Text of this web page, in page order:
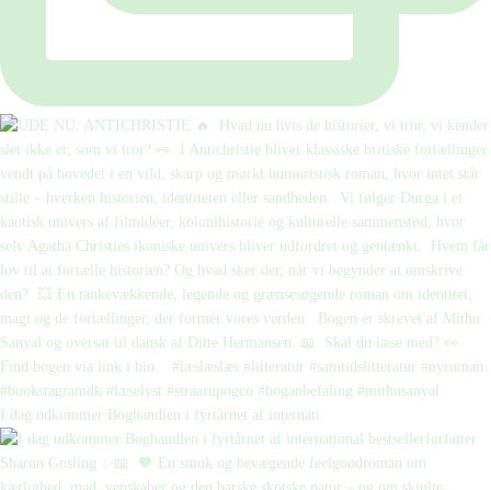
I dag udkommer Boghandlen i fyrtårnet af internati